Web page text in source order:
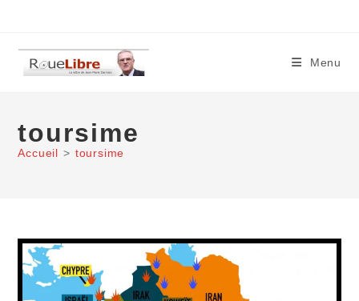
content
Menu
toursime
Accueil > toursime